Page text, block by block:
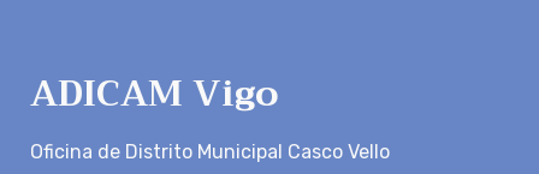
ADICAM Vigo
Oficina de Distrito Municipal Casco Vello